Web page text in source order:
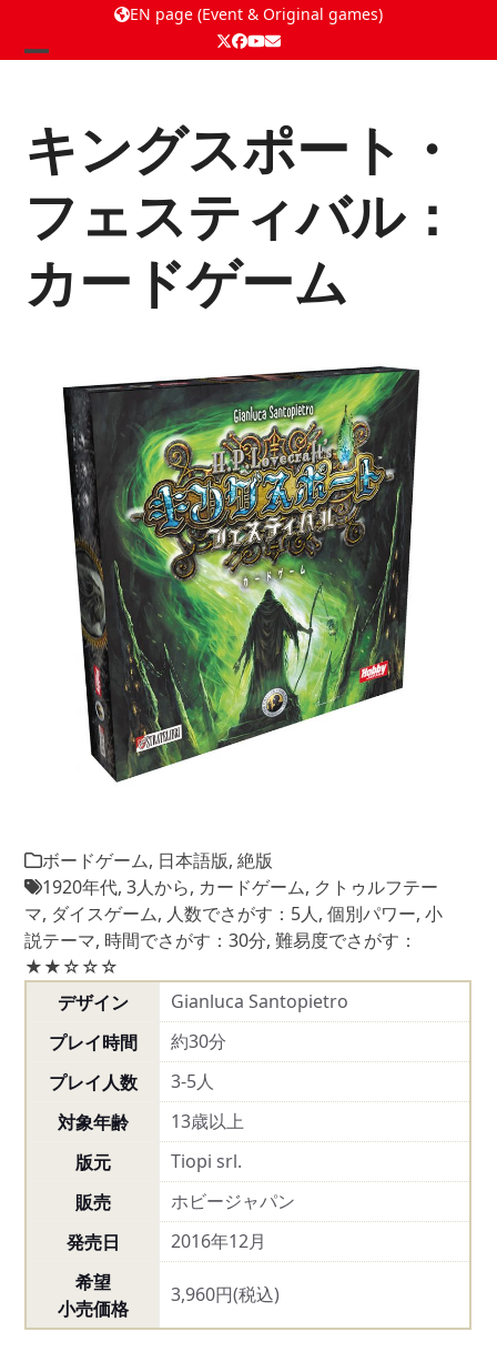
EN page (Event & Original games)
Twitter
Facebook
YouTube
Email
menu
menu
キングスポート・
フェスティバル：
カードゲーム
ボードゲーム, 日本語版,絶版
1920年代,3人から, カードゲーム, クトゥルフテー
マ, ダイスゲーム, 人数でさがす：5人,個別パワー,小
説テーマ, 時間でさがす：30分,難易度でさがす：
★★☆☆☆
デザイン
Gianluca Santopietro
プレイ時間
約30分
プレイ人数
3-5人
対象年齢
13歳以上
版元
Tiopi srl.
販売
ホビージャパン
発売日
2016年12月
希望
小売価格
3,960円(税込)